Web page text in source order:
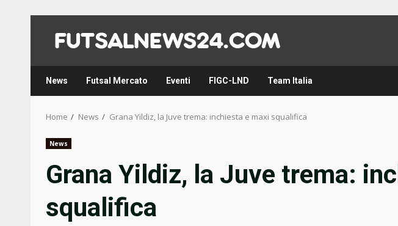
content
News Futsal Mercato Eventi FIGC-LND Team Italia
Home News Grana Yildiz, la Juve trema: inchiesta e maxi squalifica
News
Grana Yildiz, la Juve trema:
squalifica